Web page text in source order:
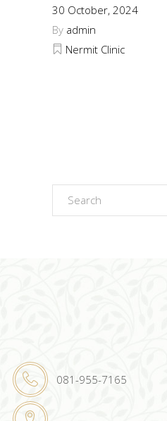
30 October, 2024
By admin
Nermit Clinic
Search
for:
081-955-7165